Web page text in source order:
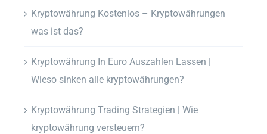
Kryptowährung Kostenlos – Kryptowährungen
was ist das?
Kryptowährung In Euro Auszahlen Lassen |
Wieso sinken alle kryptowährungen?
Kryptowährung Trading Strategien | Wie
kryptowährung versteuern?